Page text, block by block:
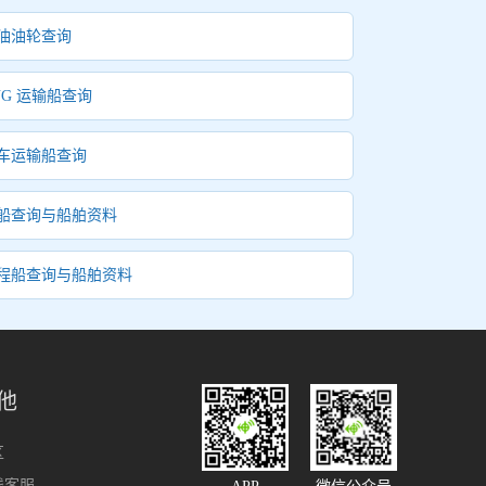
油轮查询
运输船查询
运输船查询
查询与船舶资料
船查询与船舶资料